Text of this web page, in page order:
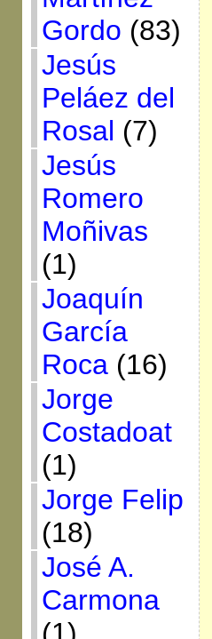
Gordo (83)
Jesús
Peláez del
Rosal (7)
Jesús
Romero
Moñivas
(1)
Joaquín
García
Roca(16)
Jorge
Costadoat
(1)
Jorge Felip
(18)
José A.
Carmona